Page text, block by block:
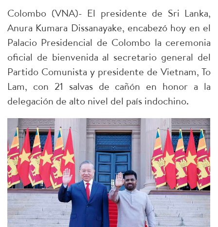
Colombo (VNA)- El presidente de Sri Lanka,
Anura Kumara Dissanayake, encabezó hoy en el
Palacio Presidencial de Colombo la ceremonia
oficial de bienvenida al secretario general del
Partido Comunista y presidente de Vietnam, To
Lam, con 21 salvas de cañón en honor a la
delegación de alto nivel del país indochino.